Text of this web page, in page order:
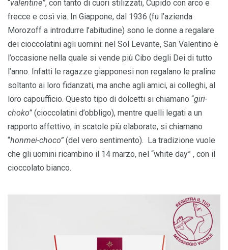
“valentine”, con tanto di cuori stilizzati, Cupido con arco e
frecce e così via. In Giappone, dal 1936 (fu l’azienda
Morozoff a introdurre l’abitudine) sono le donne a regalare
dei cioccolatini agli uomini: nel Sol Levante, San Valentino è
l’occasione nella quale si vende più Cibo degli Dei di tutto
l’anno. Infatti le ragazze giapponesi non regalano le praline
soltanto ai loro fidanzati, ma anche agli amici, ai colleghi, al
loro capoufficio. Questo tipo di dolcetti si chiamano “giri-
choko” (cioccolatini d’obbligo), mentre quelli legati a un
rapporto affettivo, in scatole più elaborate, si chiamano
“honmei-choco” (del vero sentimento). La tradizione vuole
che gli uomini ricambino il 14 marzo, nel “white day” , con il
cioccolato bianco.